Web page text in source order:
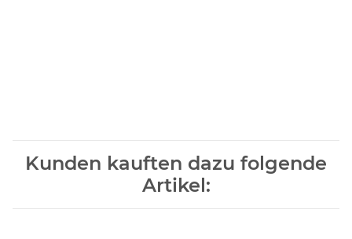
Kunden kauften dazu folgende
Artikel: